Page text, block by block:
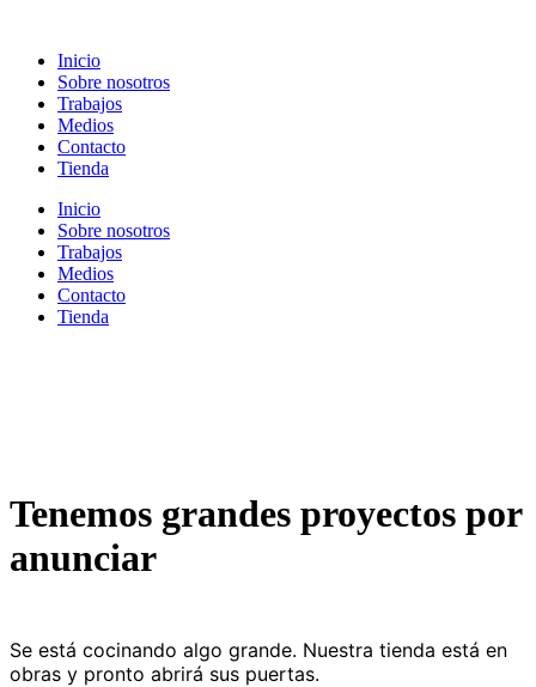
contenido
Inicio
Sobre nosotros
Trabajos
Medios
Contacto
Tienda
Inicio
Sobre nosotros
Trabajos
Medios
Contacto
Tienda
Tenemos grandes proyectos por
anunciar
Se está cocinando algo grande. Nuestra tienda está en
obras y pronto abrirá sus puertas.